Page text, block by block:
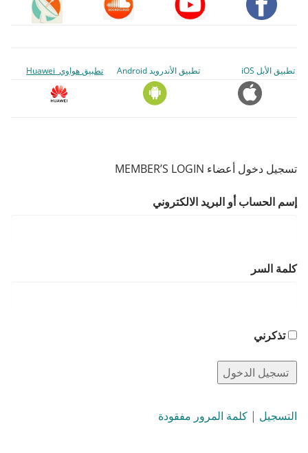
تطبيق الأبل iOS تطبيق الأندرويد Android تطبيق هواوي Huawei
تسجيل دخول أعضاء MEMBER’S LOGIN
إسم الحساب أو البريد الالكتروني
كلمة السر
تذكرني
التسجيل | كلمة المرور مفقودة